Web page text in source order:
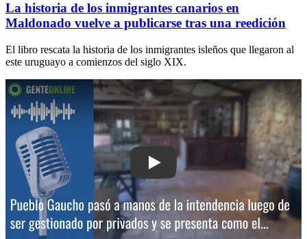
La historia de los inmigrantes canarios en
Maldonado vuelve a publicarse tras una reedición
El libro rescata la historia de los inmigrantes isleños que llegaron al
este uruguayo a comienzos del siglo XIX.
Play: Pueblo Gaucho pasó a manos